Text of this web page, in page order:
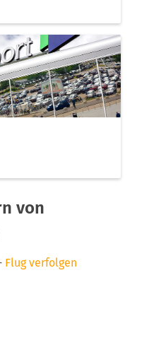
von
Flug verfolgen